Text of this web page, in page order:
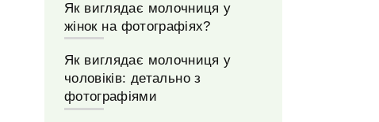
Як виглядає молочниця у
жінок на фотографіях?
Як виглядає молочниця у
чоловіків: детально з
фотографіями